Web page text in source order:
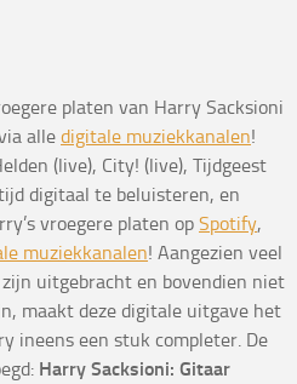
platen van Harry Sacksioni
alle digitale muziekkanalen!
(live), City! (live), Tijdgeest
digitaal te beluisteren, en
vroegere platen op Spotify,
muziekkanalen! Aangezien veel
uitgebracht en bovendien niet
maakt deze digitale uitgave het
ineens een stuk completer. De
Harry Sacksioni: Gitaar